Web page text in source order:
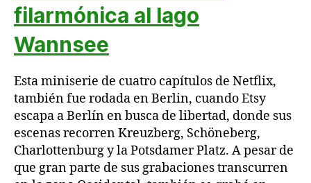
filarmónica al lago
Wannsee
Esta miniserie de cuatro capítulos de Netflix,
también fue rodada en Berlin, cuando Etsy
escapa a Berlín en busca de libertad, donde sus
escenas recorren Kreuzberg, Schöneberg,
Charlottenburg y la Potsdamer Platz. A pesar de
que gran parte de sus grabaciones transcurren